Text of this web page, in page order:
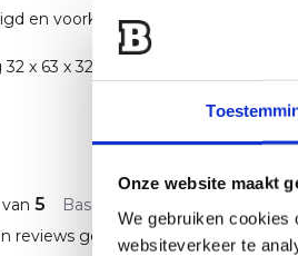
Onze website maakt
We gebruiken cookies
websiteverkeer te
en voorkomen onbeminde
x 63 x 32 cm
van 5 Based on 0 reviews
reviews geschreven over dit product..